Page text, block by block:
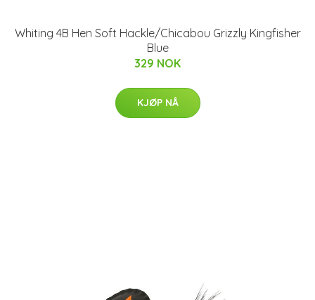
Whiting 4B Hen Soft Hackle/Chicabou Grizzly Kingfisher
Blue
329 NOK
KJØP NÅ